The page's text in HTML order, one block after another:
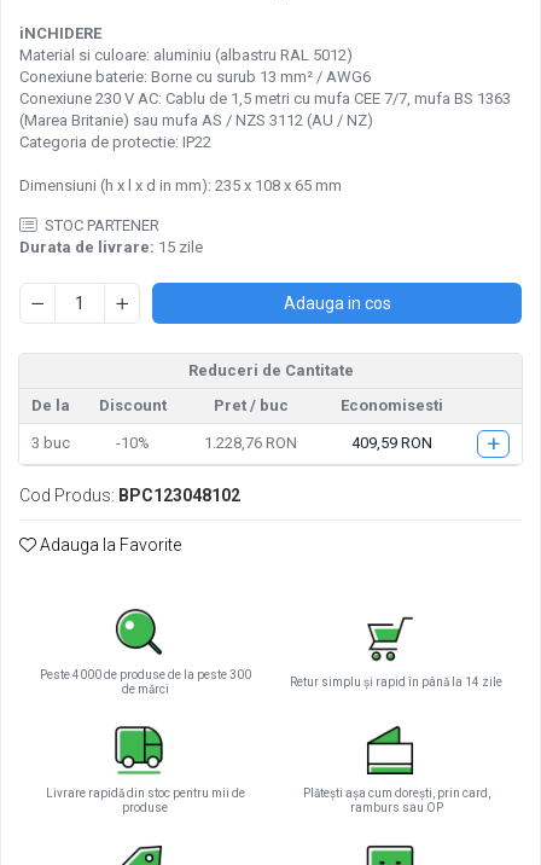
Statii de incarcare vehicule electrice
Statii de incarcare
Cabluri de incarcare vehicule
electrice
Prize de incarcare vehicule
Accesorii
Acumulatori VRLA AGM/GEL /
Baterii si acumulatori gel si VRLA 6-
Baterii si acumulatori AGM VRLA de
6-12 V
Acumulatori Moto, ATV
AGM
SLA AGM (Sealed Lead Acid)
Deep Cycle - Tractiune/Semi-
Tractiune
Pachete acumulatori VRLA
iNCHIDERE
Material si culoare: aluminiu (albastru RAL 5012)
Conexiune baterie: Borne cu surub 13 mm² / AWG6
Conexiune 230 V AC: Cablu de 1,5 metri cu mufa CEE 7/7, mufa BS 1363
(Marea Britanie) sau mufa AS / NZS 3112 (AU / NZ)
Categoria de protectie: IP22
Dimensiuni (h x l x d in mm): 235 x 108 x 65 mm
STOC PARTENER
Durata de livrare: 15 zile
Adauga in cos
Reduceri de Cantitate
De la
Discount Pret / buc Economisesti
3 buc -10% 1.228,76 RON 409,59 RON +
Cod Produs: BPC123048102
Adauga la Favorite
Peste 4000 de produse de la peste 300
de mărci
Retur simplu și rapid în până la 14 zile
Livrare rapidă din stoc pentru mii de
produse
Plătești așa cum dorești, prin card,
ramburs sau OP